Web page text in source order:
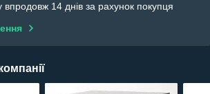
14 днів за рахунок покупця